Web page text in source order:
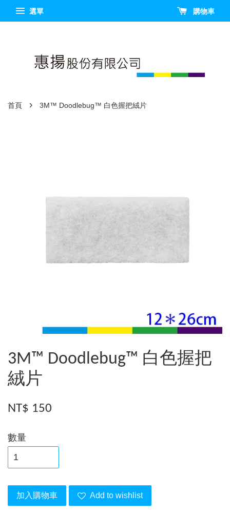
選單 購物車
首頁 › 3M™ Doodlebug™ 白色握把絨片
3M™ Doodlebug™ 白色握把
絨片
NT$ 150
數量
加入購物車 Add to wishlist